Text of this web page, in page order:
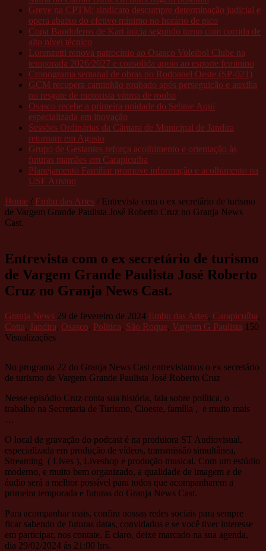
Greve na CPTM: sindicato descumpre determinação judicial e
opera abaixo do efetivo mínimo no horário de pico
Copa Bandoleros de Kart inicia segundo turno com corrida de
alto nível técnico
Lorenzetti renova patrocínio ao Osasco Voleibol Clube na
temporada 2026/2027 e consolida apoio ao esporte feminino
Cronograma semanal de obras no Rodoanel Oeste (SP-021)
GCM recupera caminhão roubado após perseguição e auxilia
no resgate de motorista vítima de roubo
Osasco recebe a primeira unidade do Sebrae Aqui
especializada em inovação
Sessões Ordinárias da Câmara de Municipal de Jandira
retornam em Agosto
Grupo de Gestantes reforça acolhimento e orientação às
futuras mamães em Carapicuíba
Planejamento Familiar promove informação e acolhimento na
USF Ariston
Home / Embu das Artes / Entrevista com o ex secretário de turismo
de Vargem Grande Paulista José Roberto Cruz no Granja News
Cast.
Entrevista com o ex secretário de turismo
de Vargem Grande Paulista José Roberto
Cruz no Granja News Cast.
Granja News 29 de fevereiro de 2024 Embu das Artes, Carapicuíba,
Cotia, Jandira, Osasco, Política, São Roque, Vargem G Paulista 150
Visualizações
No programa 22 do Granja News Cast entrevistamos o ex secretário
de turismo de Vargem Grande Paulista José Roberto Cruz
Nesse episódio Cruz conta sua história, fala sobre política, o
trabalho na Secretaria de Turismo, Cioeste, família , e muito mais
…
O local de gravação do podcast é na produtora ST Audiovisual,
especializada em produção de vídeos, transmissão simultânea,
Streaming ( Lives ), Liveshop e produção musical. Com um estúdio
moderno, e muito bem organizado, a qualidade de imagem e de
áudio será a melhor possível para todos que acompanharem a
primeira temporada e futuras do Granja News Cast.
Para acompanhar mais, confira nossas redes sociais para sempre
ficar sabendo de futuras datas, convidados e se você tiver interesse
em participar, nos contate. E claro, deixe marcado na sua agenda,
dia 29/02/2024 ás 21:00 hrs.